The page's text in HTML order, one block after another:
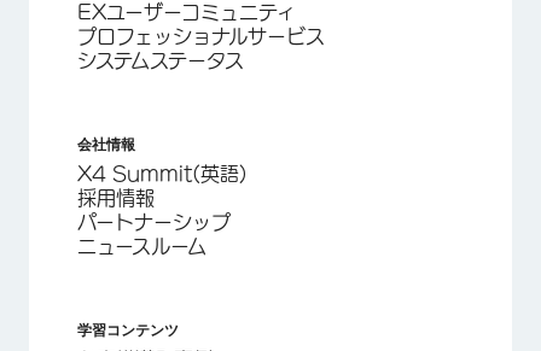
EXユーザーコミュニティ
プロフェッショナルサービス
システムステータス
会社情報
X4 Summit(英語)
採用情報
パートナーシップ
ニュースルーム
学習コンテンツ